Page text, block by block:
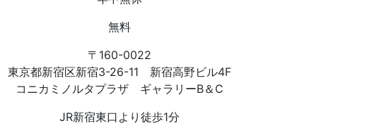
無料
〒160-0022
東京都新宿区新宿3-26-11 新宿高野ビル4F
コニカミノルタプラザ ギャラリーB＆C
JR新宿東口より徒歩1分